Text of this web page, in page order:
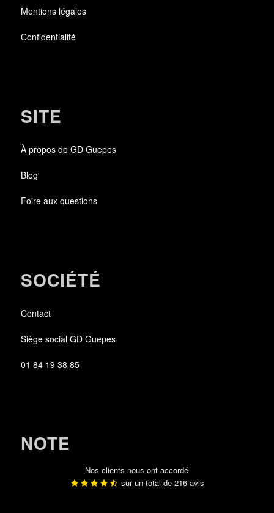
Mentions légales
Confidentialité
SITE
À propos de GD Guepes
Blog
Foire aux questions
SOCIÉTÉ
Contact
Siège social GD Guepes
01 84 19 38 85
NOTE
Nos clients nous ont accordé
sur un total de 216avis